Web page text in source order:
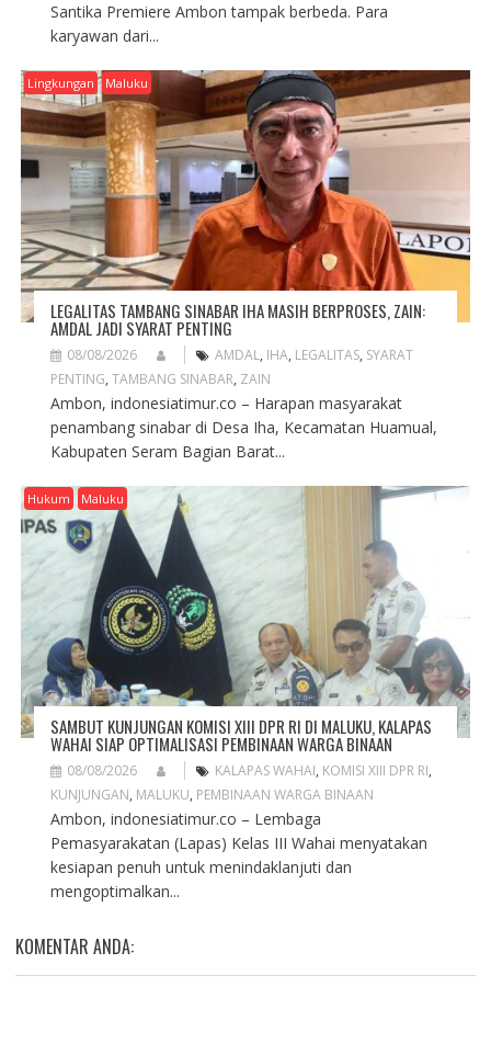
Santika Premiere Ambon tampak berbeda. Para
karyawan dari...
Lingkungan Maluku
LEGALITAS TAMBANG SINABAR IHA MASIH BERPROSES, ZAIN:
AMDAL JADI SYARAT PENTING
08/08/2026 AMDAL, IHA, LEGALITAS, SYARAT
PENTING, TAMBANG SINABAR, ZAIN
Ambon, indonesiatimur.co – Harapan masyarakat
penambang sinabar di Desa Iha, Kecamatan Huamual,
Kabupaten Seram Bagian Barat...
Hukum Maluku
SAMBUT KUNJUNGAN KOMISI XIII DPR RI DI MALUKU, KALAPAS
WAHAI SIAP OPTIMALISASI PEMBINAAN WARGA BINAAN
08/08/2026 KALAPAS WAHAI, KOMISI XIII DPR RI,
KUNJUNGAN, MALUKU, PEMBINAAN WARGA BINAAN
Ambon, indonesiatimur.co – Lembaga
Pemasyarakatan (Lapas) Kelas III Wahai menyatakan
kesiapan penuh untuk menindaklanjuti dan
mengoptimalkan...
KOMENTAR ANDA: